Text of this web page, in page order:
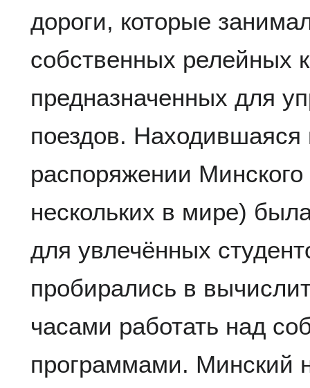
дороги, которые
собственных релейных
предназначенных для
поездов. Находившаяся
распоряжении
нескольких в мире)
для увлечённых
пробирались в
часами работать над
программами. Минский